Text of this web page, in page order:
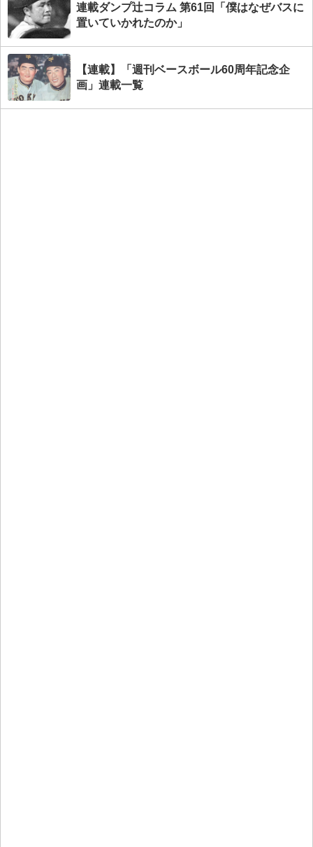
連載ダンプ辻コラム 第61回「僕はなぜバスに
置いていかれたのか」
【連載】「週刊ベースボール60周年記念企
画」連載一覧